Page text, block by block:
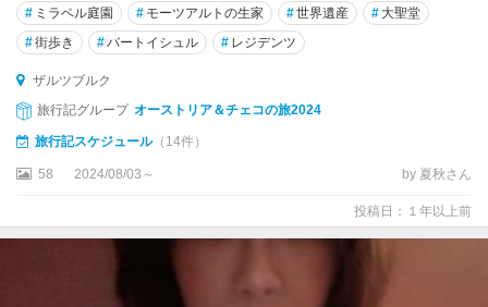
レ
ゲ
ツ
イ
ア
ー
# ミラベル庭園 # モーツアルトの生家 #世界遺産 # 大聖堂
#街歩き #バートイシュル # レジデンツ
ザルツブルク
旅行記グループ オーストリア＆チェコの旅2024
旅行記スケジュール（14件）
58 2024/08/03～ by 夏秋さん
投稿日：１年以上前